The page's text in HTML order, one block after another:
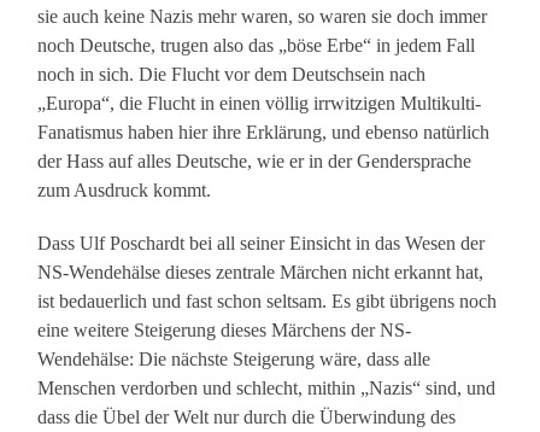
sie auch keine Nazis mehr waren, so waren sie doch immer
noch Deutsche, trugen also das „böse Erbe“ in jedem Fall
noch in sich. Die Flucht vor dem Deutschsein nach
„Europa“, die Flucht in einen völlig irrwitzigen Multikulti-
Fanatismus haben hier ihre Erklärung, und ebenso natürlich
der Hass auf alles Deutsche, wie er in der Gendersprache
zum Ausdruck kommt.
Dass Ulf Poschardt bei all seiner Einsicht in das Wesen der
NS-Wendehälse dieses zentrale Märchen nicht erkannt hat,
ist bedauerlich und fast schon seltsam. Es gibt übrigens noch
eine weitere Steigerung dieses Märchens der NS-
Wendehälse: Die nächste Steigerung wäre, dass alle
Menschen verdorben und schlecht, mithin „Nazis“ sind, und
dass die Übel der Welt nur durch die Überwindung des